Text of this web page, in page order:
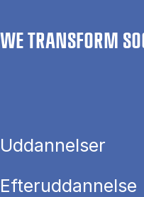
WE TRANSFORM
Uddannelser
Efteruddannelse